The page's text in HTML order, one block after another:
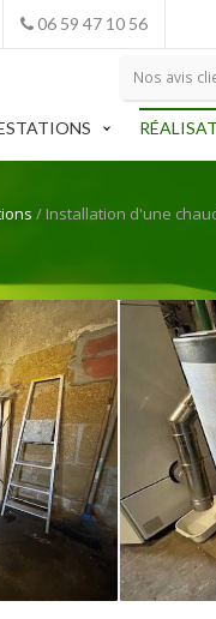
06 59 47 10 56
Nos avis
/ Installation d'une